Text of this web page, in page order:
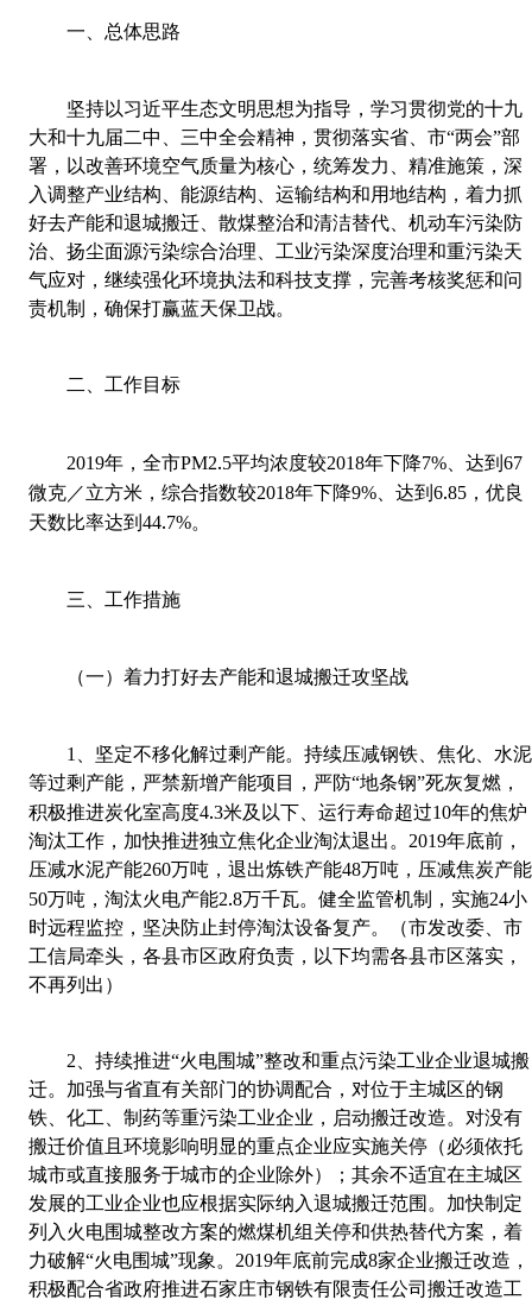
一、总体思路
坚持以习近平生态文明思想为指导，学习贯彻党的十九
大和十九届二中、三中全会精神，贯彻落实省、市“两会”部
署，以改善环境空气质量为核心，统筹发力、精准施策，深
入调整产业结构、能源结构、运输结构和用地结构，着力抓
好去产能和退城搬迁、散煤整治和清洁替代、机动车污染防
治、扬尘面源污染综合治理、工业污染深度治理和重污染天
气应对，继续强化环境执法和科技支撑，完善考核奖惩和问
责机制，确保打赢蓝天保卫战。
二、工作目标
2019年，全市PM2.5平均浓度较2018年下降7% 、达到67
微克／立方米，综合指数较2018年下降9% 、达到6.85 ，优良
天数比率达到44.7%。
三、工作措施
（一）着力打好去产能和退城搬迁攻坚战
1
坚定不移化解过剩产能。持续压减钢铁、焦化、水泥
等过剩产能，严禁新增产能项目，严防“地条钢”死灰复燃，
积极推进炭化室高度4.3米及以下、运行寿命超过10年的焦炉
淘汰工作，加快推进独立焦化企业淘汰退出。 2019年底前，
压减水泥产能260万吨，退出炼铁产能48万吨，压减焦炭产能
50万吨，淘汰火电产能2.8万千瓦。健全监管机制，实施24小
时远程监控，坚决防止封停淘汰设备复产。（市发改委、市
工信局牵头，各县市区政府负责，以下均需各县市区落实，
不再列出）
2 、持续推进“火电围城”整改和重点污染工业企业退城搬
迁。 加强与省直有关部门的协调配合，对位于主城区的钢
铁、化工、制药等重污染工业企业，启动搬迁改造。对没有
搬迁价值且环境影响明显的重点企业应实施关停（必须依托
城市或直接服务于城市的企业除外）；其余不适宜在主城区
发展的工业企业也应根据实际纳入退城搬迁范围。加快制定
列入火电围城整改方案的燃煤机组关停和供热替代方案，着
力破解“火电围城”现象。 2019年底前完成8家企业搬迁改造，
积极配合省政府推进石家庄市钢铁有限责任公司搬迁改造工